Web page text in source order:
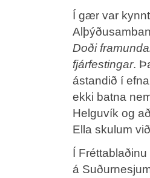
Í gær var
Doði
fjárfestingar.
ástandið í
ekki batna
Helguvík og
Ella skulum
Í
á